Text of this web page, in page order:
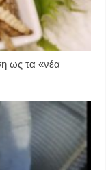
ως τα «νέα